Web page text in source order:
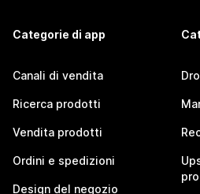
Categorie di app
Canali di vendita
Ricerca prodotti
Vendita prodotti
Ordini e spedizioni
Design del negozio